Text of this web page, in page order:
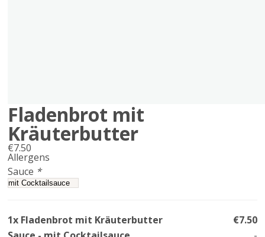
Fladenbrot mit
Kräuterbutter
€7.50
Allergens
Product
allergen
Sauce *
1x Fladenbrot mit Kräuterbutter
€7.50